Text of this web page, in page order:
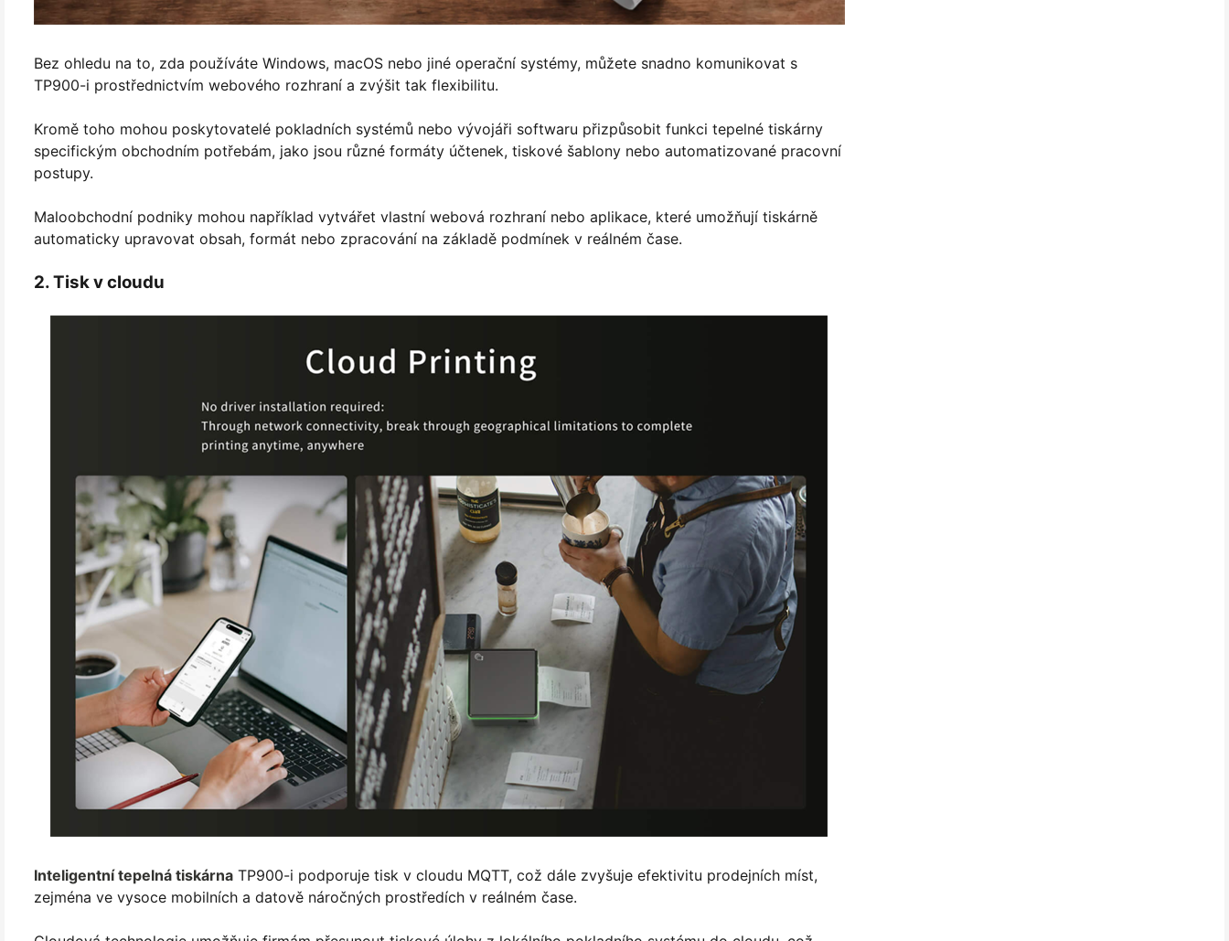
Bez ohledu na to, zda používáte Windows, macOS nebo jiné operační systémy, můžete snadno komunikovat s
TP900-i prostřednictvím webového rozhraní a zvýšit tak flexibilitu.
Kromě toho mohou poskytovatelé pokladních systémů nebo vývojáři softwaru přizpůsobit funkci tepelné tiskárny
specifickým obchodním potřebám, jako jsou různé formáty účtenek, tiskové šablony nebo automatizované pracovní
postupy.
Maloobchodní podniky mohou například vytvářet vlastní webová rozhraní nebo aplikace, které umožňují tiskárně
automaticky upravovat obsah, formát nebo zpracování na základě podmínek v reálném čase.
2. Tisk v cloudu
Inteligentní tepelná tiskárna TP900-i podporuje tisk v cloudu MQTT, což dále zvyšuje efektivitu prodejních míst,
zejména ve vysoce mobilních a datově náročných prostředích v reálném čase.